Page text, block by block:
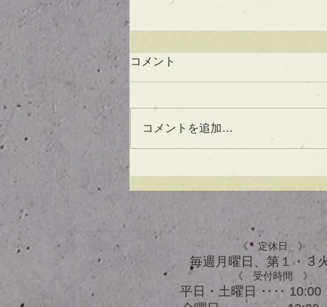
バスオイル★
コメント
コメントを追加…
《 定休日 》
毎週月曜日、​第１・３
《 受付時間 》
平日・土曜日 ‥‥